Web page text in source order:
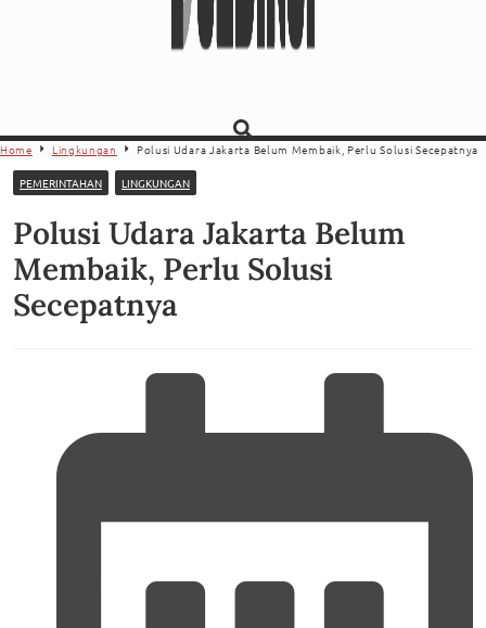
Home Lingkungan Polusi Udara Jakarta Belum Membaik, Perlu Solusi Secepatnya
PEMERINTAHAN LINGKUNGAN
Polusi Udara Jakarta Belum
Membaik, Perlu Solusi
Secepatnya